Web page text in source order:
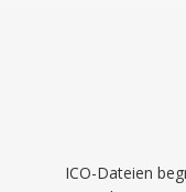
ICO-Dateien